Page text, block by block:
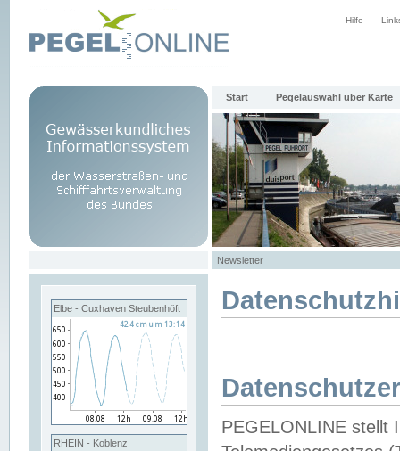
Hilfe
Start Pegelauswahl über Karte
Newsletter
Elbe - Cuxhaven Steubenhöft
RHEIN - Koblenz
PEGELONLINE stellt